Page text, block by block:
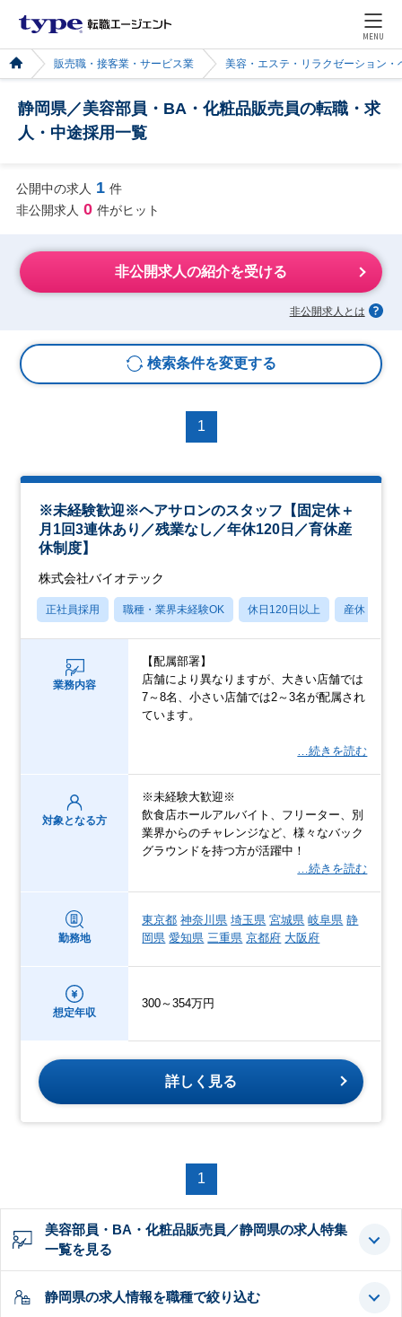
MENU
販売職・接客業・サービス業 美容・エステ・リラクゼーション・
静岡県／美容部員・BA・化粧品販売員の転職・求
人・中途採用一覧
公開中の求人 1 件
非公開求人 0 件がヒット
非公開求人の紹介を受ける
非公開求人とは
検索条件を変更する
1
※未経験歓迎※ヘアサロンのスタッフ【固定休＋
月1回3連休あり／残業なし／年休120日／育休産
休制度】
株式会社バイオテック
正社員採用 職種・業界未経験OK 休日120日以上 産休・育休
業務内容
【配属部署】
店舗により異なりますが、大きい店舗では
7～8名、小さい店舗では2～3名が配属され
ています。
…続きを読む
対象となる方
※未経験大歓迎※
飲食店ホールアルバイト、フリーター、別
業界からのチャレンジなど、様々なバック
グラウンドを持つ方が活躍中！
…続きを読む
勤務地
東京都 神奈川県 埼玉県 宮城県 岐阜県 静
岡県 愛知県 三重県 京都府 大阪府
想定年収
300～354万円
詳しく見る
1
美容部員・BA・化粧品販売員／静岡県の求人特集
一覧を見る
静岡県の求人情報を職種で絞り込む